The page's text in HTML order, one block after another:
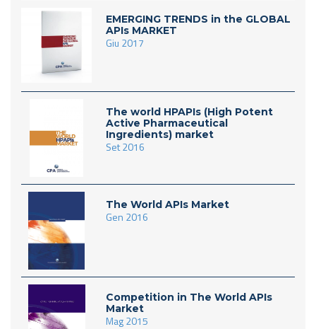
EMERGING TRENDS in the GLOBAL
APIs MARKET
Giu 2017
The world HPAPIs (High Potent
Active Pharmaceutical
Ingredients) market
Set 2016
The World APIs Market
Gen 2016
Competition in The World APIs
Market
Mag 2015